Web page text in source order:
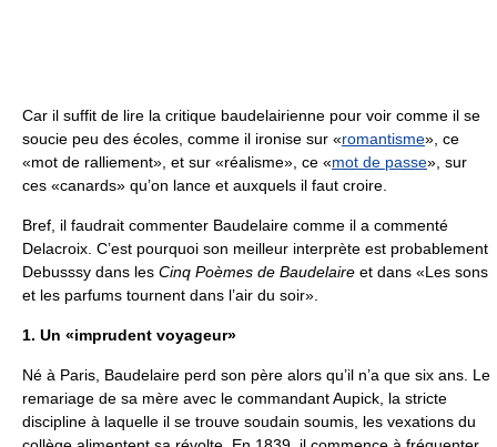
Car il suffit de lire la critique baudelairienne pour voir comme il se
soucie peu des écoles, comme il ironise sur «romantisme», ce
«mot de ralliement», et sur «réalisme», ce «mot de passe», sur
ces «canards» qu’on lance et auxquels il faut croire.
Bref, il faudrait commenter Baudelaire comme il a commenté
Delacroix. C’est pourquoi son meilleur interprète est probablement
Debusssy dans les Cinq Poèmes de Baudelaire et dans «Les sons
et les parfums tournent dans l’air du soir».
1. Un «imprudent voyageur»
Né à Paris, Baudelaire perd son père alors qu’il n’a que six ans. Le
remariage de sa mère avec le commandant Aupick, la stricte
discipline à laquelle il se trouve soudain soumis, les vexations du